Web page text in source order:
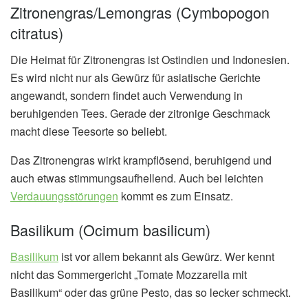
Zitronengras/Lemongras (Cymbopogon
citratus)
Die Heimat für Zitronengras ist Ostindien und Indonesien.
Es wird nicht nur als Gewürz für asiatische Gerichte
angewandt, sondern findet auch Verwendung in
beruhigenden Tees. Gerade der zitronige Geschmack
macht diese Teesorte so beliebt.
Das Zitronengras wirkt krampflösend, beruhigend und
auch etwas stimmungsaufhellend. Auch bei leichten
Verdauungsstörungen kommt es zum Einsatz.
Basilikum (Ocimum basilicum)
Basilikum ist vor allem bekannt als Gewürz. Wer kennt
nicht das Sommergericht „Tomate Mozzarella mit
Basilikum“ oder das grüne Pesto, das so lecker schmeckt.